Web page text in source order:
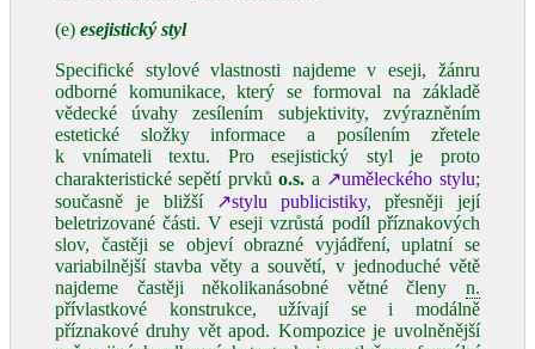
(e) esejistický styl
Specifické stylové vlastnosti najdeme v eseji, žánru
odborné komunikace, který se formoval na základě
vědecké úvahy zesílením subjektivity, zvýrazněním
estetické složky informace a posílením zřetele
k vnímateli textu. Pro esejistický styl je proto
charakteristické sepětí prvkůo.s. a ↗uměleckého stylu;
současně je bližší
↗stylu publicistiky, přesněji její
beletrizované části. V eseji vzrůstá podíl příznakových
slov, častěji se objeví obrazné vyjádření, uplatní se
variabilnější stavba věty a souvětí, v jednoduché větě
najdeme častěji několikanásobné větné členy n.
přívlastkové konstrukce, užívají se i modálně
příznakové druhy vět apod. Kompozice je uvolněnější